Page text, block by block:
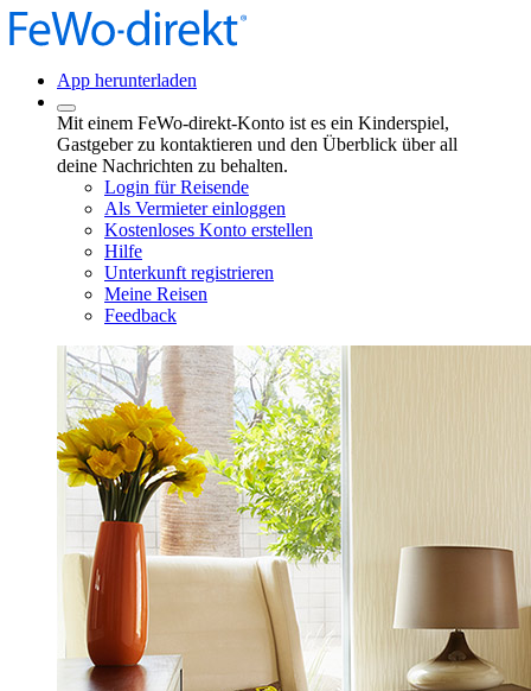
App herunterladen
Mit einem FeWo-direkt-Konto ist es ein Kinderspiel,
Gastgeber zu kontaktieren und den Überblick über all
deine Nachrichten zu behalten.
Login für Reisende
Als Vermieter einloggen
Kostenloses Konto erstellen
Hilfe
Unterkunft registrieren
Meine Reisen
Feedback